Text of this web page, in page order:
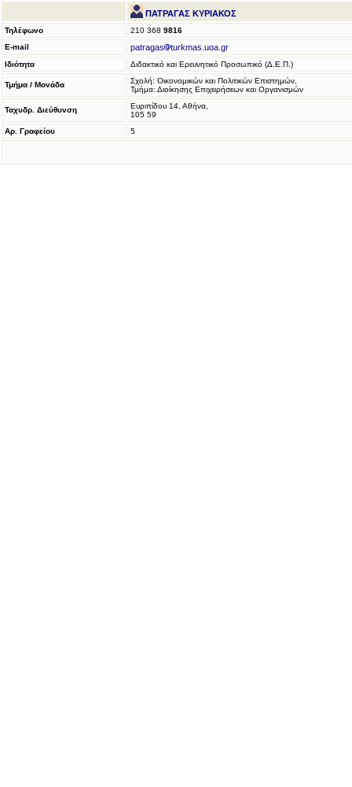
ΠΑΤΡΑΓΑΣ ΚΥΡΙΑΚΟΣ
Τηλέφωνο 210 368 9816
E-mail
patragas turkmas.uoa.gr
Ιδιότητα Διδακτικό και Ερευνητικό Προσωπικό (Δ.Ε.Π.)
Τμήμα / Μονάδα
Σχολή: Οικoνομικών και Πολιτικών Επιστημών,
Τμήμα: Διοίκησης Επιχειρήσεων και Οργανισμών
Ταχυδρ. Διεύθυνση
Ευριπίδου 14, Αθήνα,
105 59
Αρ. Γραφείου
5